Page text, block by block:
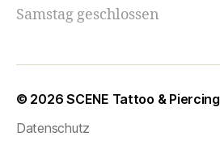
Samstag geschlossen
© 2026SCENE Tattoo & Piercing
Datenschutz